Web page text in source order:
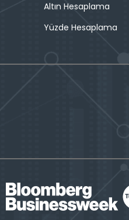
Altın Hesaplama
Yüzde Hesaplama